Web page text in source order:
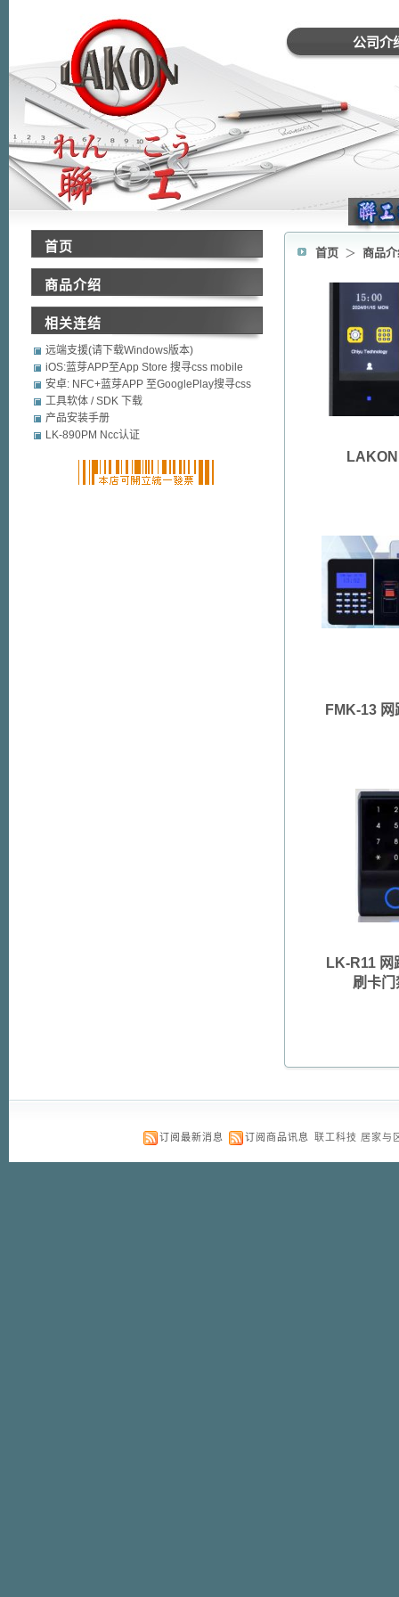
公司介
首页 ＞ 商品
FMK-13
LK-R11 网
刷卡门
首页
商品介绍
相关连结
远端支援(请下载Windows版本)
iOS:蓝芽APP至App Store 搜寻css mobile
security
安卓: NFC+蓝芽APP 至GooglePlay搜寻css
mobile security
工具软体 / SDK 下载
产品安装手册
LK-890PM Ncc认证
订阅最新消息 订阅商品讯息 联工科技 居家